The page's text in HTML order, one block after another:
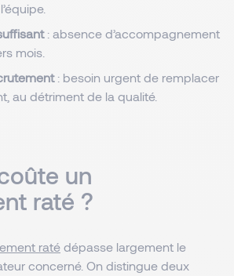
: absence d’accompagnement
mois.
: besoin urgent de remplacer
au détriment de la qualité.
un
raté ?
raté dépasse largement le
concerné. On distingue deux